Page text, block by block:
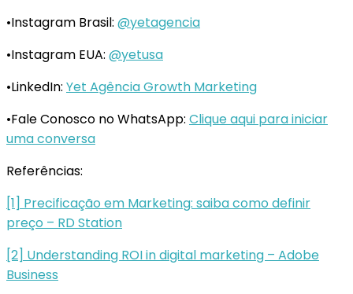
•Instagram Brasil: @yetagencia
•Instagram EUA: @yetusa
•LinkedIn: Yet Agência Growth Marketing
•Fale Conosco no WhatsApp: Clique aqui para iniciar
uma conversa
Referências:
[1] Precificação em Marketing: saiba como definir
preço – RD Station
[2] Understanding ROI in digital marketing – Adobe
Business